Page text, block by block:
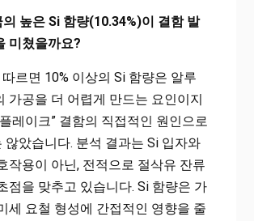
의 높은 Si 함량(10.34%)이 결함 발
미쳤을까요?
르면 10% 이상의 Si 함량은 알루
가공을 더 어렵게 만드는 요인이지
레이크” 결함의 직접적인 원인으로
않았습니다. 분석 결과는 Si 입자와
작용이 아닌, 전적으로 절삭유 잔류
점을 맞추고 있습니다. Si 함량은 가
세 요철 형성에 간접적인 영향을 줄